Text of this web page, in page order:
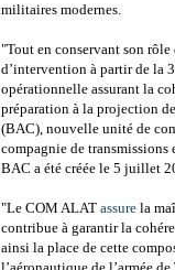
militaires modernes.
"Tout en conservant son rôle
d’intervention à partir de la
opérationnelle assurant la
préparation à la projection
(BAC), nouvelle unité de
compagnie de transmissions
BAC a été créée le 5 juillet
"Le COM ALAT assure la
contribue à garantir la
ainsi la place de cette